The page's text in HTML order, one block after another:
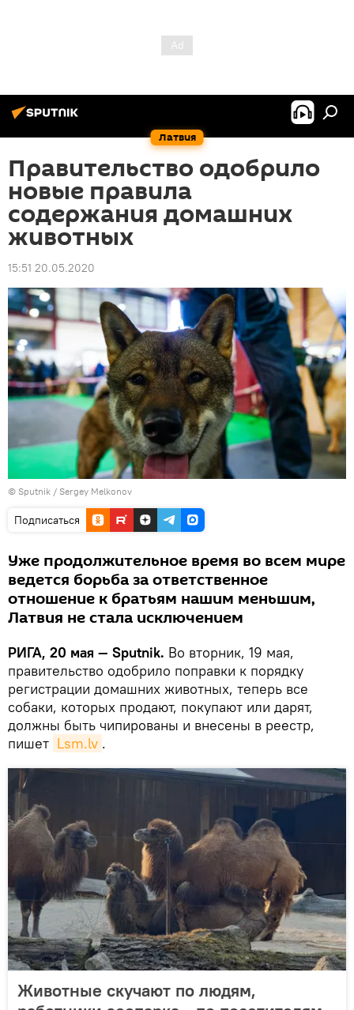
Латвия
Правительство одобрило
новые правила
содержания домашних
животных
15:51 20.05.2020
© Sputnik / Sergey Melkonov
Подписаться
Уже продолжительное время во всем мире
ведется борьба за ответственное
отношение к братьям нашим меньшим,
Латвия не стала исключением
РИГА, 20 мая — Sputnik. Во вторник, 19 мая,
правительство одобрило поправки к порядку
регистрации домашних животных, теперь все
собаки, которых продают, покупают или дарят,
должны быть чипированы и внесены в реестр,
пишет Lsm.lv .
Животные скучают по людям,